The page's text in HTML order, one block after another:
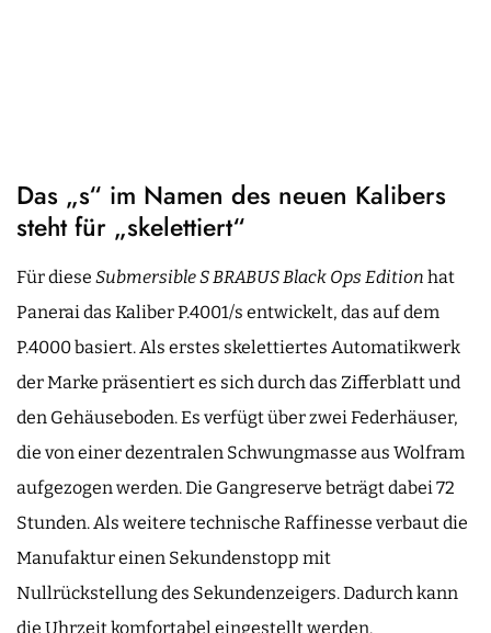
Das „s“ im Namen des neuen Kalibers
steht für „skelettiert“
Für diese Submersible S BRABUS Black Ops Edition hat
Panerai das Kaliber P.4001/s entwickelt, das auf dem
P.4000 basiert. Als erstes skelettiertes Automatikwerk
der Marke präsentiert es sich durch das Zifferblatt und
den Gehäuseboden. Es verfügt über zwei Federhäuser,
die von einer dezentralen Schwungmasse aus Wolfram
aufgezogen werden. Die Gangreserve beträgt dabei 72
Stunden. Als weitere technische Raffinesse verbaut die
Manufaktur einen Sekundenstopp mit
Nullrückstellung des Sekundenzeigers. Dadurch kann
die Uhrzeit komfortabel eingestellt werden.